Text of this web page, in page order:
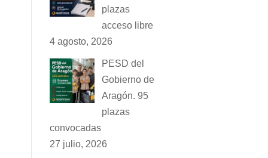
plazas
acceso libre
4 agosto, 2026
PESD del
Gobierno de
Aragón. 95
plazas
convocadas
27 julio, 2026